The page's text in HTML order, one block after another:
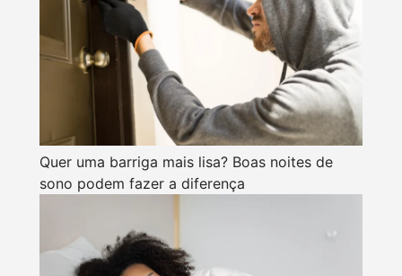
Quer uma barriga mais lisa? Boas noites de
sono podem fazer a diferença